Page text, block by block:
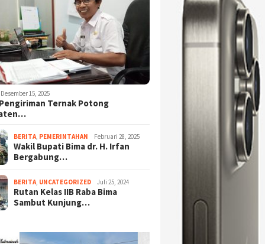
Desember 15, 2025
Ternak Potong
BERITA PEMERINTAHAN Februari 28, 2025
Wakil Bupati Bima dr. H. Irfan
Bergabung…
BERITA UNCATEGORIZED Juli 25, 2024
Rutan Kelas IIB Raba Bima
Sambut Kunjung…